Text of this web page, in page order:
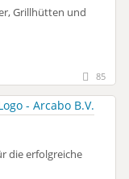
Grillhütten und
85
die erfolgreiche